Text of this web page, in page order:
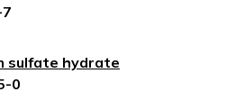
sulfate hydrate
0